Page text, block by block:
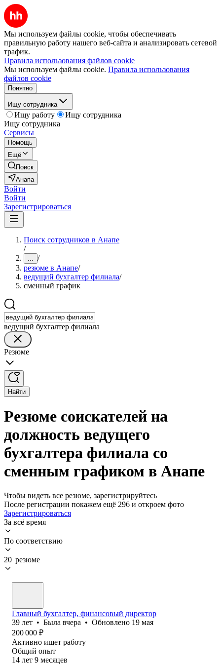
Мы используем файлы cookie, чтобы обеспечивать
правильную работу нашего веб-сайта и анализировать сетевой
трафик.
Правила использования файлов cookie
Мы используем файлы cookie. Правила использования
файлов cookie
Понятно
Ищу сотрудника
Ищу работу
Ищу сотрудника
Ищу сотрудника
Сервисы
Помощь
Ещё
Поиск
Анапа
Войти
Войти
Зарегистрироваться
Поиск сотрудников в Анапе
/
... /
резюме в Анапе/
ведущий бухгалтер филиала/
сменный график
ведущий бухгалтер филиала
Резюме
Найти
Резюме соискателей на
должность ведущего
бухгалтера филиала со
сменным графиком в Анапе
Чтобы видеть все резюме, зарегистрируйтесь
После регистрации покажем ещё 296 и откроем фото
Зарегистрироваться
За всё время
По соответствию
20 резюме
Главный бухгалтер, финансовый директор
39 лет • Была вчера • Обновлено 19 мая
200 000 ₽
Активно ищет работу
Общий опыт
14 лет 9 месяцев